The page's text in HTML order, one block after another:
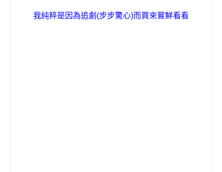
我純粹是因為追劇(步步驚心)而買來嘗鮮看看